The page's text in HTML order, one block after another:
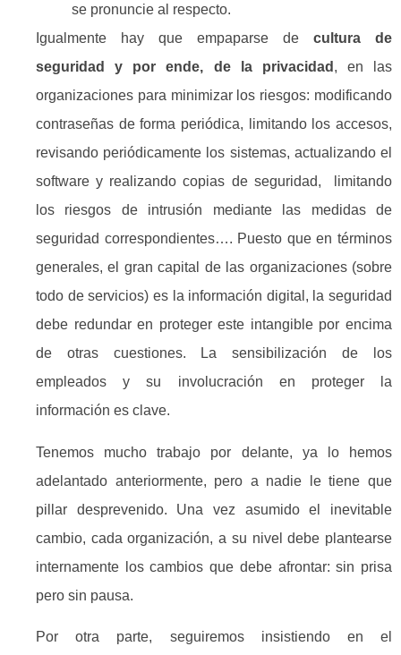
se pronuncie al respecto.
Igualmente hay que empaparse de cultura de
seguridad y por ende, de la privacidad , en las
organizaciones para minimizar los riesgos: modificando
contraseñas de forma periódica, limitando los accesos,
revisando periódicamente los sistemas, actualizando el
software y realizando copias de seguridad, limitando
los riesgos de intrusión mediante las medidas de
seguridad correspondientes…. Puesto que en términos
generales, el gran capital de las organizaciones (sobre
todo de servicios) es la información digital, la seguridad
debe redundar en proteger este intangible por encima
de otras cuestiones. La sensibilización de los
empleados y su involucración en proteger la
información es clave.
Tenemos mucho trabajo por delante, ya lo hemos
adelantado anteriormente, pero a nadie le tiene que
pillar desprevenido. Una vez asumido el inevitable
cambio, cada organización, a su nivel debe plantearse
internamente los cambios que debe afrontar: sin prisa
pero sin pausa.
Por otra parte, seguiremos insistiendo en el